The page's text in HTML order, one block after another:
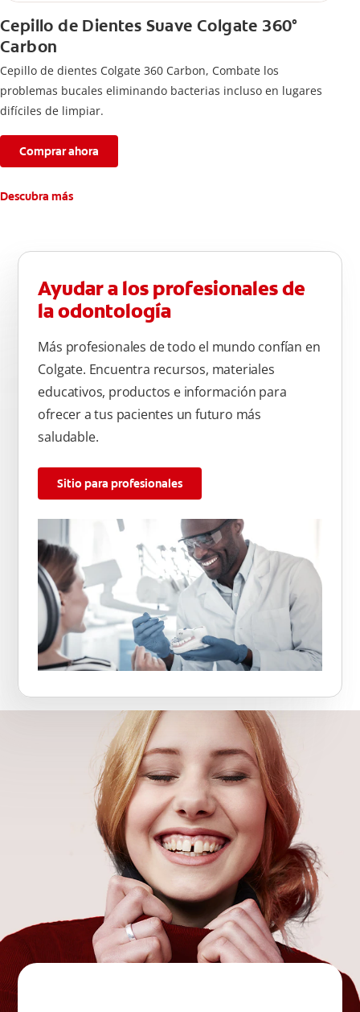
Cepillo de Dientes Suave Colgate 360°
Carbon
Cepillo de dientes Colgate 360 ​​Carbon, Combate los
problemas bucales eliminando bacterias incluso en lugares
difíciles de limpiar.
Comprar ahora
Descubra más
Ayudar a los profesionales de
la odontología
Más profesionales de todo el mundo confían en
Colgate. Encuentra recursos, materiales
educativos, productos e información para
ofrecer a tus pacientes un futuro más
saludable.
Sitio para profesionales